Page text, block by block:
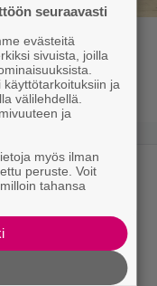
seuraavasti
evästeitä
sivuista, joilla
ja
välilehdellä.
ja
myös ilman
peruste. Voit
tahansa